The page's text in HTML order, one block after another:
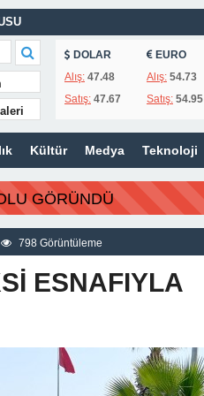
ADI VERİLDİ
DOLAR
Alış: 47.48
Satış: 47.67
EURO
Alış:54.73
Satış:54.95
Kültür Medya Teknoloji
GÖRÜNDÜ
798 Görüntüleme
ESNAFIYLA